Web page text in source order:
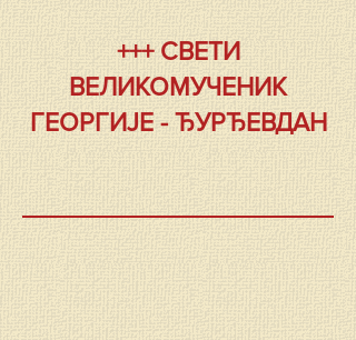
+++ СВЕТИ
ВЕЛИКОМУЧЕНИК
ГЕОРГИЈЕ - ЂУРЂЕВДАН